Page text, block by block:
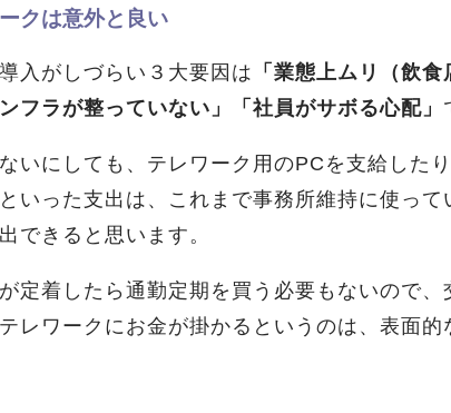
クは意外と良い
入がしづらい３大要因は 「業態上ムリ（飲
フラが整っていない」「社員がサボる心配」
いにしても、テレワーク用のPCを支給した
いった支出は、これまで事務所維持に使って
できると思います。
定着したら通勤定期を買う必要もないので、
レワークにお金が掛かるというのは、表面的